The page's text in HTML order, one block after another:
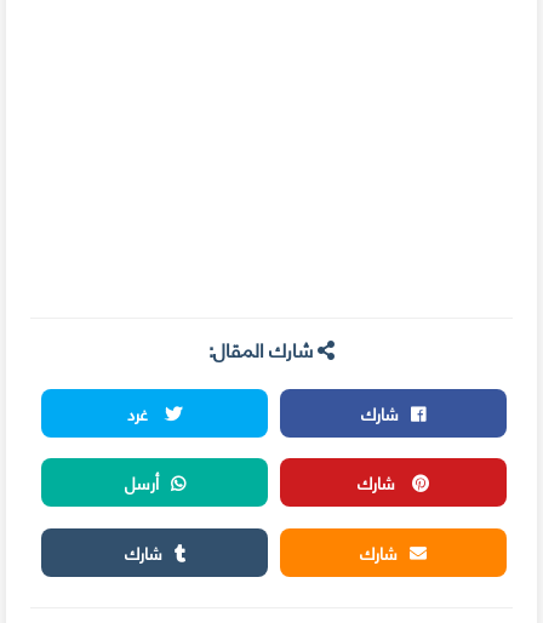
شارك المقال:
شارك
غرد
شارك
أرسل
شارك
شارك